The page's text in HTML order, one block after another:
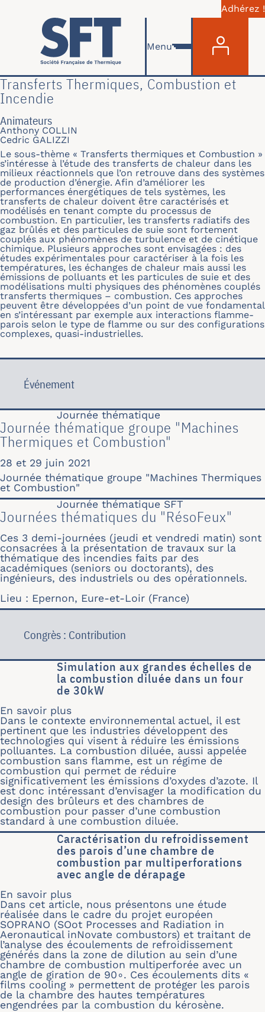
Aller au contenu principal
Adhérez !
Menu
Transferts Thermiques, Combustion et
Incendie
Animateurs
Anthony COLLIN
Cedric GALIZZI
Le sous-thème « Transferts thermiques et Combustion »
s’intéresse à l’étude des transferts de chaleur dans les
milieux réactionnels que l’on retrouve dans des systèmes
de production d’énergie. Afin d’améliorer les
performances énergétiques de tels systèmes, les
transferts de chaleur doivent être caractérisés et
modélisés en tenant compte du processus de
combustion. En particulier, les transferts radiatifs des
gaz brûlés et des particules de suie sont fortement
couplés aux phénomènes de turbulence et de cinétique
chimique. Plusieurs approches sont envisagées : des
études expérimentales pour caractériser à la fois les
températures, les échanges de chaleur mais aussi les
émissions de polluants et les particules de suie et des
modélisations multi physiques des phénomènes couplés
transferts thermiques – combustion. Ces approches
peuvent être développées d’un point de vue fondamental
en s’intéressant par exemple aux interactions flamme-
parois selon le type de flamme ou sur des configurations
complexes, quasi-industrielles.
Événement
Journée thématique
Journée thématique groupe "Machines
Thermiques et Combustion"
28 et 29 juin 2021
Journée thématique groupe "Machines Thermiques
et Combustion"
Journée thématique SFT
Journées thématiques du "RésoFeux"
Ces 3 demi-journées (jeudi et vendredi matin) sont
consacrées à la présentation de travaux sur la
thématique des incendies faits par des
académiques (seniors ou doctorants), des
ingénieurs, des industriels ou des opérationnels.
Lieu : Epernon, Eure-et-Loir (France)
Congrès : Contribution
Simulation aux grandes échelles de
la combustion diluée dans un four
de 30kW
En savoir plus
Dans le contexte environnemental actuel, il est
pertinent que les industries développent des
technologies qui visent à réduire les émissions
polluantes. La combustion diluée, aussi appelée
combustion sans flamme, est un régime de
combustion qui permet de réduire
significativement les émissions d’oxydes d’azote. Il
est donc intéressant d’envisager la modification du
design des brûleurs et des chambres de
combustion pour passer d’une combustion
standard à une combustion diluée.
Caractérisation du refroidissement
des parois d’une chambre de
combustion par multiperforations
avec angle de dérapage
En savoir plus
Dans cet article, nous présentons une étude
réalisée dans le cadre du projet européen
SOPRANO (SOot Processes and Radiation in
Aeronautical inNovate combustors) et traitant de
l’analyse des écoulements de refroidissement
générés dans la zone de dilution au sein d’une
chambre de combustion multiperforée avec un
angle de giration de 90∘. Ces écoulements dits «
films cooling » permettent de protéger les parois
de la chambre des hautes températures
engendrées par la combustion du kérosène.